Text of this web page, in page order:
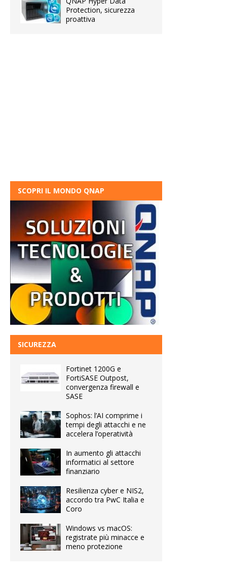
Protection, sicurezza
proattiva
SCOPRI IL MONDO QNAP
SICUREZZA
Fortinet 1200G e
FortiSASE Outpost,
convergenza firewall e
SASE
Sophos: l’AI comprime i
tempi degli attacchi e ne
accelera l’operatività
In aumento gli attacchi
informatici al settore
finanziario
Resilienza cyber e NIS2,
accordo tra PwC Italia e
Coro
Windows vs macOS:
registrate più minacce e
meno protezione